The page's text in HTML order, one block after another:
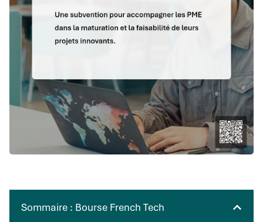
Sommaire : Bourse French Tech